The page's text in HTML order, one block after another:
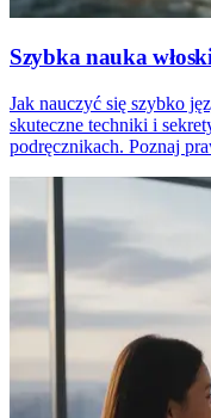
Szybka nauka
Jak nauczyć się szybko
skuteczne techniki i
podręcznikach. Poznaj